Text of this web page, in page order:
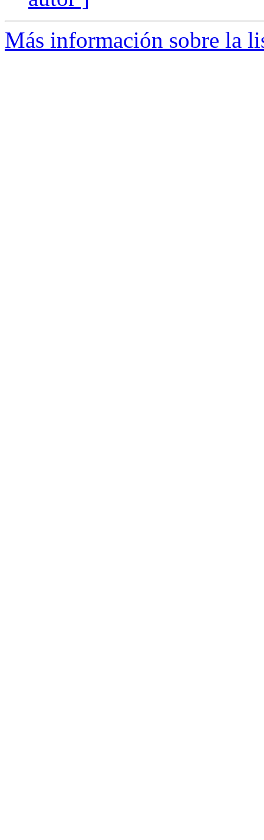
Más información sobre la